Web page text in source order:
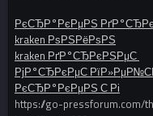
РєСЂР°РєРµРЅ
kraken РѕРЅРёРѕРЅ
kraken РґР°СЂРєРЅРµС‚
РєСЂР°РєРµРЅ С‚Рі
https://go-pressforum.com/